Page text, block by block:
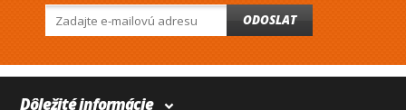
ODOSLAT
Dôležité informácie